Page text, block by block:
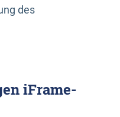
des
iFrame-